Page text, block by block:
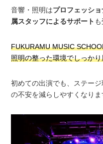
音響・照明はプロフェッシ
属スタッフによるサポート
FUKURAMU MUSIC
照明の整った環境でしっか
初めての出演でも、ステー
の不安を減らしやすくなりま